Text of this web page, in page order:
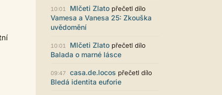
Ahoj všem! Právě jsem publikoval
svou druhou sbírku. Dostupná je ve
formátu pdf. Budu moc rád za
přečtení! Sbírka nese název Já v
https://www.palmknihy.cz/ekniha/j
a-v-sobe-428529 Santiago :)
Kristína Melegová 27.07. 21:01
super práca, symbol toho, že to tu
10:01 Mlčeti Zlato přečetl dílo
Vamesa a Vanesa 25: Zkouška
uvědomění
10:01 Mlčeti Zlato přečetl dílo
Balada o marné lásce
09:47 casa.de.locos přečetl dílo
Bledá identita euforie